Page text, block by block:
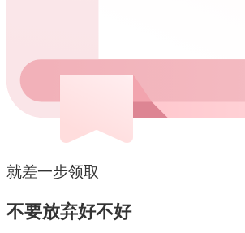
就差一步领取
不要放弃好不好